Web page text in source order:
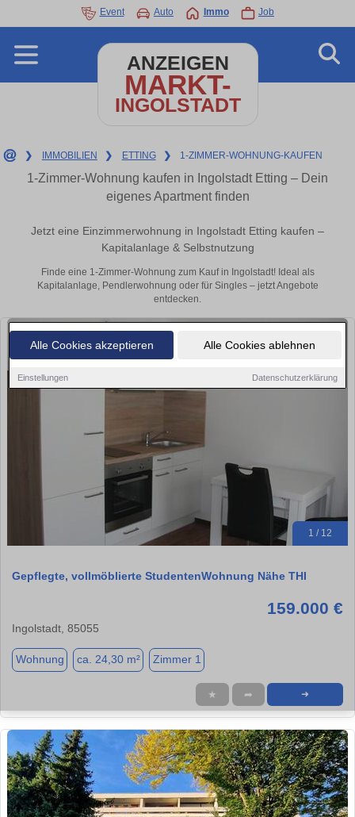
Alle Cookies akzeptieren Alle Cookies ablehnen
Einstellungen Datenschutzerklärung
Event Auto Immo Job
ANZEIGEN
MARKT-
INGOLSTADT
❯ IMMOBILIEN ❯ ETTING ❯ 1-ZIMMER-WOHNUNG-KAUFEN
1-Zimmer-Wohnung kaufen in Ingolstadt Etting – Dein
eigenes Apartment finden
Jetzt eine Einzimmerwohnung in Ingolstadt Etting kaufen –
Kapitalanlage & Selbstnutzung
Finde eine 1-Zimmer-Wohnung zum Kauf in Ingolstadt! Ideal als
Kapitalanlage, Pendlerwohnung oder für Singles – jetzt Angebote
entdecken.
1 / 12
Gepflegte, vollmöblierte StudentenWohnung Nähe THI
159.000 €
Ingolstadt, 85055
Wohnung ca. 24,30 m² Zimmer 1
★ ➦ ➜